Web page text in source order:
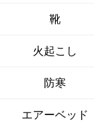
靴
火起こし
防寒
エアーベッド